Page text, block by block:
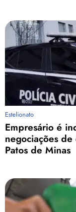
Estelionato
Empresário é
negociações
Patos de Minas